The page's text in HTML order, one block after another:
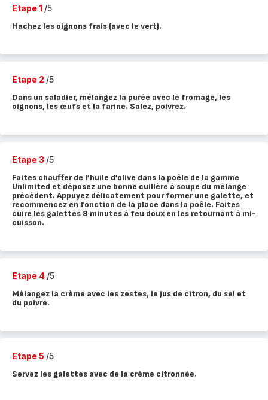
Etape 1 /5
Hachez les oignons frais (avec le vert).
Etape 2 /5
Dans un saladier, mélangez la purée avec le fromage, les
oignons, les œufs et la farine. Salez, poivrez.
Etape 3 /5
Faites chauffer de l’huile d’olive dans la poêle de la gamme
Unlimited et déposez une bonne cuillère à soupe du mélange
précédent. Appuyez délicatement pour former une galette, et
recommencez en fonction de la place dans la poêle. Faites
cuire les galettes 8 minutes à feu doux en les retournant à mi-
cuisson.
Etape 4 /5
Mélangez la crème avec les zestes, le jus de citron, du sel et
du poivre.
Etape 5 /5
Servez les galettes avec de la crème citronnée.